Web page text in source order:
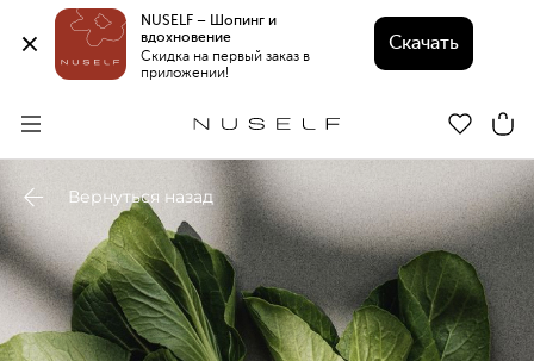
NUSELF – Шопинг и
вдохновение
Скидка на первый заказ в
приложении!
Скачать
Вернуться назад